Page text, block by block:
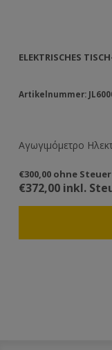
ELEKTRISCHES
Artikelnummer:
Αγωγιμόμετρο
€300,00 ohne Steuer
€372,00 inkl.